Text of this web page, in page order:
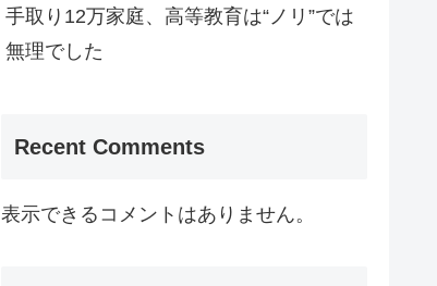
手取り12万家庭、高等教育は“ノリ”では
無理でした
Recent Comments
表示できるコメントはありません。